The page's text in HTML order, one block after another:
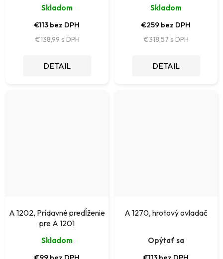
Skladom
€113 bez DPH
€138,99
DETAIL
Skladom
€259 bez DPH
€318,57
DETAIL
A 1202, Prídavné predĺženie
pre A 1201
Skladom
A 1270, hrotový ovladač
Opýtať sa